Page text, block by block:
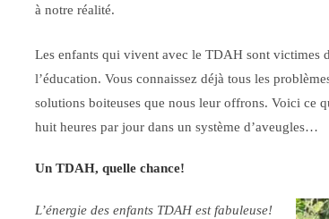
à notre réalité.
Les enfants qui vivent avec le TDAH sont victimes
l’éducation. Vous connaissez déjà tous les
solutions boiteuses que nous leur offrons. Voici ce
huit heures par jour dans un système d’aveugles…
Un TDAH, quelle chance!
L’énergie des enfants TDAH est fabuleuse!